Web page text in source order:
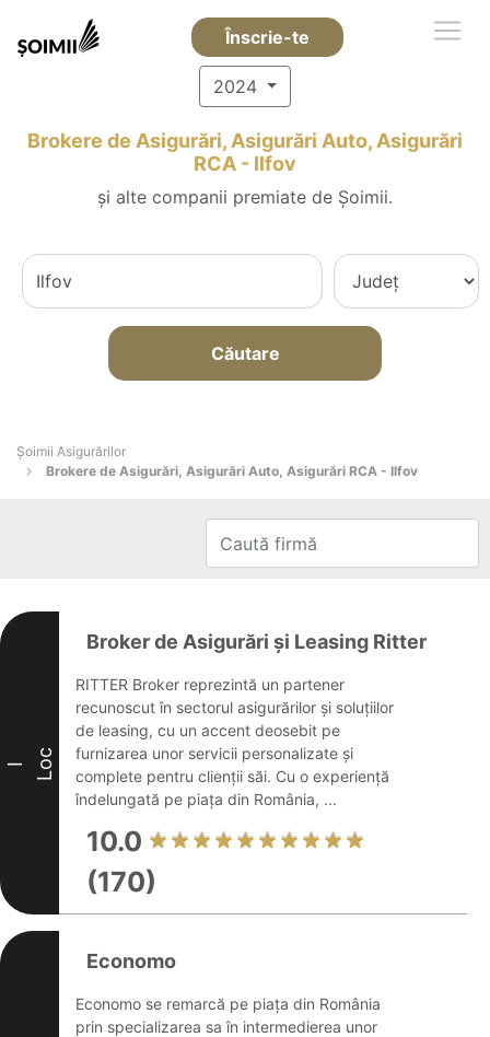
Înscrie-te
2024
Brokere de Asigurări, Asigurări Auto, Asigurări
RCA - Ilfov
și alte companii premiate de Șoimii.
Căutare
Șoimii Asigurărilor
Brokere de Asigurări, Asigurări Auto, Asigurări RCA - Ilfov
I Loc
Broker de Asigurări și Leasing Ritter
RITTER Broker reprezintă un partener
recunoscut în sectorul asigurărilor și soluțiilor
de leasing, cu un accent deosebit pe
furnizarea unor servicii personalizate și
complete pentru clienții săi. Cu o experiență
îndelungată pe piața din România, ...
10.0
(170)
Economo
Economo se remarcă pe piața din România
prin specializarea sa în intermedierea unor